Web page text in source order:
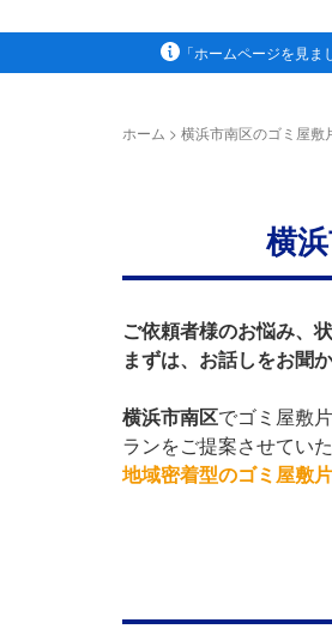
「ホームページを見
ホーム > 横浜市南区のゴミ屋敷
横
ご依頼者様のお悩み、
まずは、お話しをお聞
横浜市南区でゴミ屋敷
ランをご提案させてい
地域密着型のゴミ屋敷